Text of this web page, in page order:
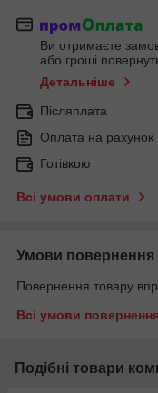
Ви отримаєте
або гроші
Детальніше
Післяплата
Оплата на рахунок
Готівкою
Всі умови оплати
Умови повернення
Повернення товару
Всі умови повернення
Подібні товари